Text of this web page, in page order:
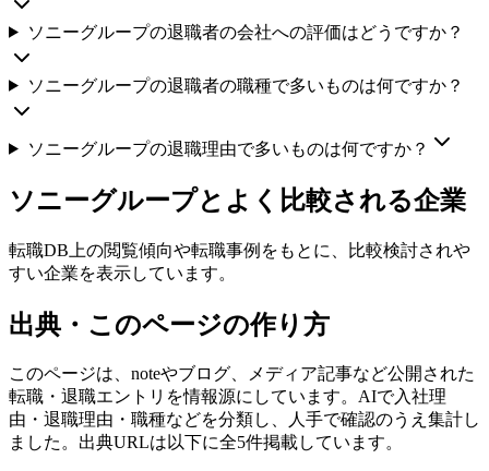
ソニーグループの退職者の会社への評価はどうですか？
ソニーグループの退職者の職種で多いものは何ですか？
ソニーグループの退職理由で多いものは何ですか？
ソニーグループとよく比較される企業
転職DB上の閲覧傾向や転職事例をもとに、比較検討されや
すい企業を表示しています。
出典・このページの作り方
このページは、noteやブログ、メディア記事など公開された
転職・退職エントリを情報源にしています。AIで入社理
由・退職理由・職種などを分類し、人手で確認のうえ集計し
ました。出典URLは以下に全5件掲載しています。